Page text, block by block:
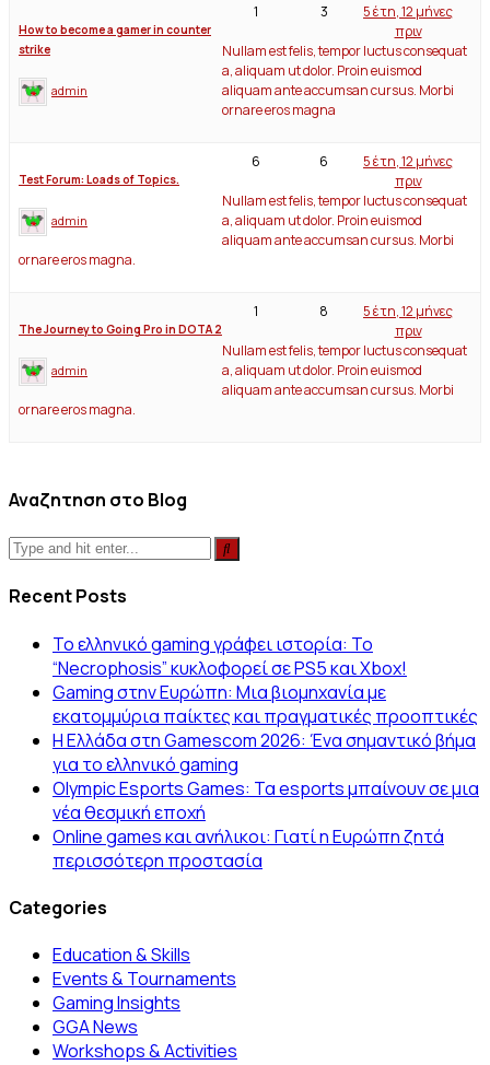
How to become a gamer in counter
strike
admin
1 3
5 έτη, 12 μήνες
πριν
Nullam est felis, tempor luctus consequat
a, aliquam ut dolor. Proin euismod
aliquam ante accumsan cursus. Morbi
ornare eros magna
Test Forum: Loads of Topics.
admin
6 6
5 έτη, 12 μήνες
πριν
Nullam est felis, tempor luctus consequat
a, aliquam ut dolor. Proin euismod
aliquam ante accumsan cursus. Morbi
ornare eros magna.
The Journey to Going Pro in DOTA 2
admin
1 8
5 έτη, 12 μήνες
πριν
Nullam est felis, tempor luctus consequat
a, aliquam ut dolor. Proin euismod
aliquam ante accumsan cursus. Morbi
ornare eros magna.
Αναζητηση στο Blog
Recent Posts
Το ελληνικό gaming γράφει ιστορία: Το
“Necrophosis” κυκλοφορεί σε PS5 και Xbox!
Gaming στην Ευρώπη: Μια βιομηχανία με
εκατομμύρια παίκτες και πραγματικές προοπτικές
Η Ελλάδα στη Gamescom 2026: Ένα σημαντικό βήμα
για το ελληνικό gaming
Olympic Esports Games: Τα esports μπαίνουν σε μια
νέα θεσμική εποχή
Online games και ανήλικοι: Γιατί η Ευρώπη ζητά
περισσότερη προστασία
Categories
Education & Skills
Events & Tournaments
Gaming Insights
GGA News
Workshops & Activities